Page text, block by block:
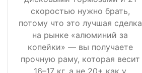
скоростью нужно брать,
потому что это лучшая сделка
на рынке «алюминий за
копейки» — вы получаете
прочную раму, которая весит